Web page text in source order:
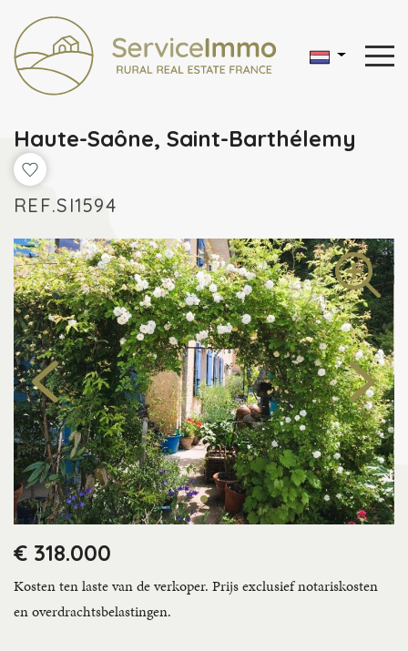
Haute-Saône, Saint-Barthélemy
REF.SI1594
€ 318.000
Kosten ten laste van de verkoper. Prijs exclusief notariskosten
en overdrachtsbelastingen.